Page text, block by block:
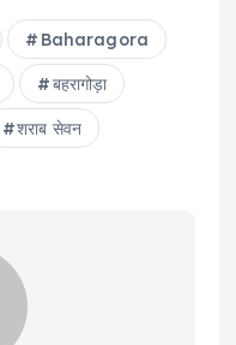
Baharagora
बहरागोड़ा
शराब सेवन